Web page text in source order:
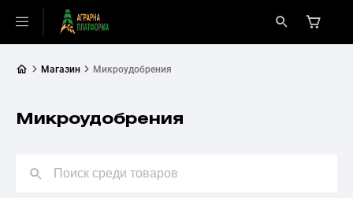
Магазин Микроудобрения
Микроудобрения